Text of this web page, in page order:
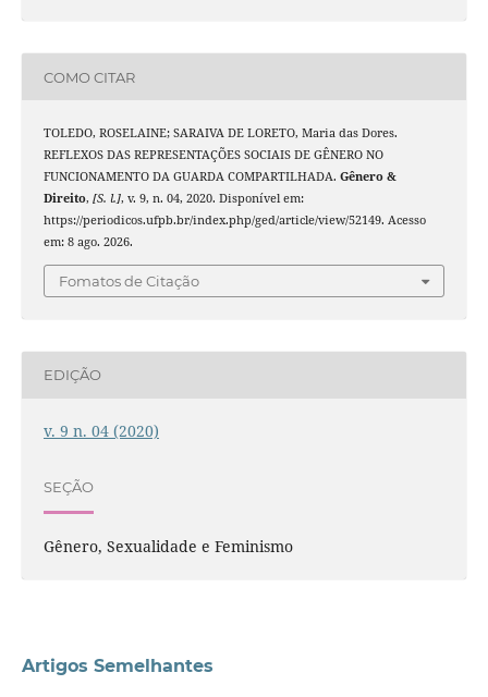
COMO CITAR
TOLEDO, ROSELAINE; SARAIVA DE LORETO, Maria das Dores.
REFLEXOS DAS REPRESENTAÇÕES SOCIAIS DE GÊNERO NO
FUNCIONAMENTO DA GUARDA COMPARTILHADA. Gênero &
Direito, [S. l.], v. 9, n. 04, 2020. Disponível em:
https://periodicos.ufpb.br/index.php/ged/article/view/52149. Acesso
em: 8 ago. 2026.
Fomatos de Citação
EDIÇÃO
v. 9 n. 04 (2020)
SEÇÃO
Gênero, Sexualidade e Feminismo
Artigos Semelhantes